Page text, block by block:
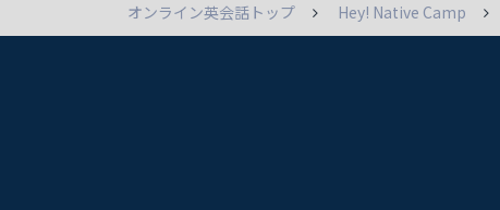
オンライン英会話トップ Hey! Native Camp